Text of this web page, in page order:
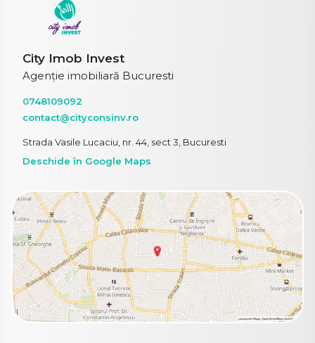
City Imob Invest
Agenție imobiliară Bucuresti
0748109092
contact@cityconsinv.ro
Strada Vasile Lucaciu, nr. 44, sect 3, Bucuresti
Deschide în Google Maps